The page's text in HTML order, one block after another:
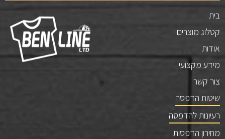
בית
קטלוג מוצרים
אודות
מידע מקצועי
צור קשר
שיטות הדפסה
רעיונות להדפסה
מחירון הדפסות